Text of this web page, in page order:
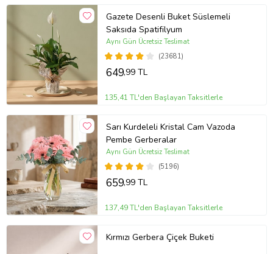
Gazete Desenli Buket Süslemeli
Saksıda Spatifilyum
(23681)
Aynı Gün Ücretsiz Teslimat
649,99 TL
135,41 TL'den Başlayan Taksitlerle
Sarı Kurdeleli Kristal Cam Vazoda
Pembe Gerberalar
(5196)
Aynı Gün Ücretsiz Teslimat
659,99 TL
137,49 TL'den Başlayan Taksitlerle
Kırmızı Gerbera Çiçek Buketi